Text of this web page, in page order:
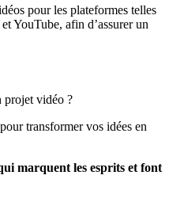
pour les plateformes telles
YouTube, afin d’assurer un
projet vidéo ?
transformer vos idées en
marquent les esprits et font